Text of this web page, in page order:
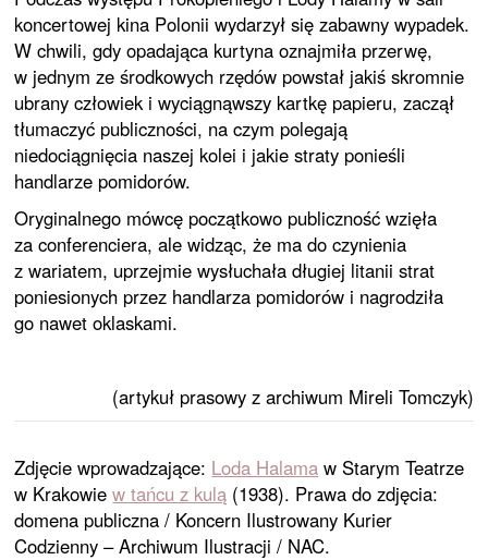
koncertowej kina Polonii wydarzył się zabawny wypadek.
W chwili, gdy opadająca kurtyna oznajmiła przerwę,
w jednym ze środkowych rzędów powstał jakiś skromnie
ubrany człowiek i wyciągnąwszy kartkę papieru, zaczął
tłumaczyć publiczności, na czym polegają
niedociągnięcia naszej kolei i jakie straty ponieśli
handlarze pomidorów.
Oryginalnego mówcę początkowo publiczność wzięła
za conferenciera, ale widząc, że ma do czynienia
z wariatem, uprzejmie wysłuchała długiej litanii strat
poniesionych przez handlarza pomidorów i nagrodziła
go nawet oklaskami.
(artykuł prasowy z archiwum Mireli Tomczyk)
Zdjęcie wprowadzające: Loda Halama w Starym Teatrze
w Krakowiew tańcu z kulą (1938). Prawa do zdjęcia:
domena publiczna / Koncern Ilustrowany Kurier
Codzienny – Archiwum Ilustracji / NAC.